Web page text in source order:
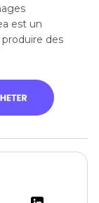
est un
des